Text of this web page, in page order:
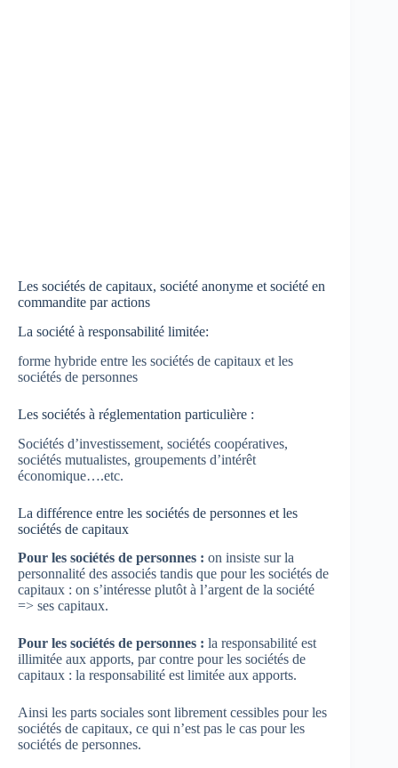
Les sociétés de capitaux, société anonyme et société en
commandite par actions
La société à responsabilité limitée:
forme hybride entre les sociétés de capitaux et les
sociétés de personnes
Les sociétés à réglementation particulière :
Sociétés d’investissement, sociétés coopératives,
sociétés mutualistes, groupements d’intérêt
économique….etc.
La différence entre les sociétés de personnes et les
sociétés de capitaux
Pour les sociétés de personnes : on insiste sur la
personnalité des associés tandis que pour les sociétés de
capitaux : on s’intéresse plutôt à l’argent de la société
=> ses capitaux.
Pour les sociétés de personnes : la responsabilité est
illimitée aux apports, par contre pour les sociétés de
capitaux : la responsabilité est limitée aux apports.
Ainsi les parts sociales sont librement cessibles pour les
sociétés de capitaux, ce qui n’est pas le cas pour les
sociétés de personnes.